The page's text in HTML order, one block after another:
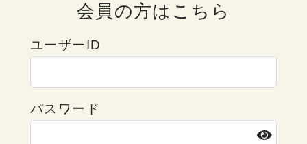
会員の方はこちら
ユーザーID
パスワード